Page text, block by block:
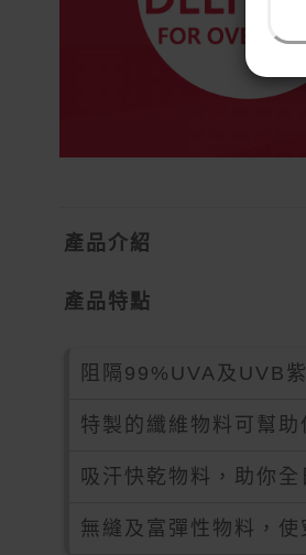
產品介紹
產品特點
阻隔99%UVA及UVB
特製的纖維物料可幫
吸汗快乾物料，助你全
無縫及富彈性物料，使